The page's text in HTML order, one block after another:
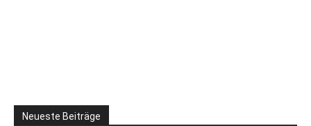
Neueste Beiträge